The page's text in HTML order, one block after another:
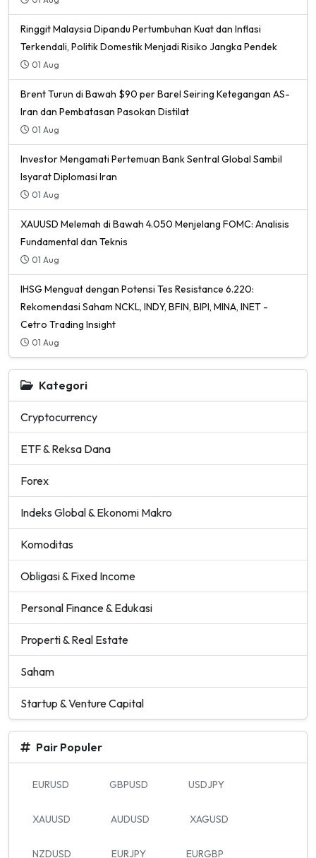
Ringgit Malaysia Dipandu Pertumbuhan Kuat dan Inflasi
Terkendali, Politik Domestik Menjadi Risiko Jangka Pendek
01 Aug
Brent Turun di Bawah $90 per Barel Seiring Ketegangan AS-
Iran dan Pembatasan Pasokan Distilat
01 Aug
Investor Mengamati Pertemuan Bank Sentral Global Sambil
Isyarat Diplomasi Iran
01 Aug
XAUUSD Melemah di Bawah 4.050 Menjelang FOMC: Analisis
Fundamental dan Teknis
01 Aug
IHSG Menguat dengan Potensi Tes Resistance 6.220:
Rekomendasi Saham NCKL, INDY, BFIN, BIPI, MINA, INET -
Cetro Trading Insight
01 Aug
Kategori
Cryptocurrency
ETF & Reksa Dana
Forex
Indeks Global & Ekonomi Makro
Komoditas
Obligasi & Fixed Income
Personal Finance & Edukasi
Properti & Real Estate
Saham
Startup & Venture Capital
Pair Populer
EURUSD GBPUSD USDJPY
XAUUSD AUDUSD XAGUSD
NZDUSD EURJPY EURGBP